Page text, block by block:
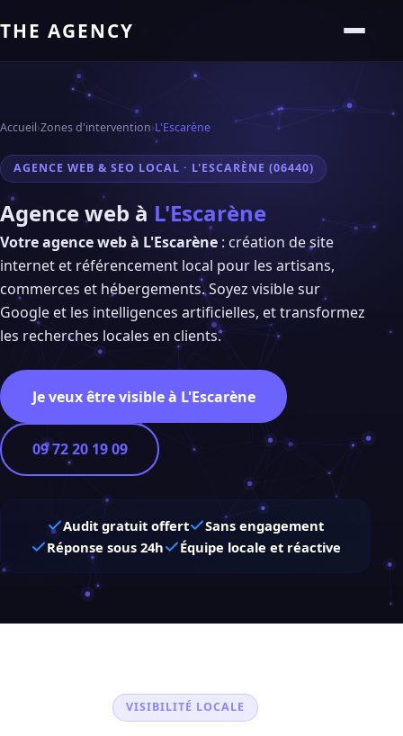
THE AGENCY
Accueil›Zones d'intervention›L'Escarène
AGENCE WEB & SEO LOCAL · L'ESCARÈNE (06440)
Agence web à L'Escarène
Votre agence web à L'Escarène : création de site
internet et référencement local pour les artisans,
commerces et hébergements. Soyez visible sur
Google et les intelligences artificielles, et transformez
les recherches locales en clients.
Je veux être visible à L'Escarène
09 72 20 19 09
Audit gratuit offert
Sans engagement
Réponse sous 24h
Équipe locale et réactive
VISIBILITÉ LOCALE